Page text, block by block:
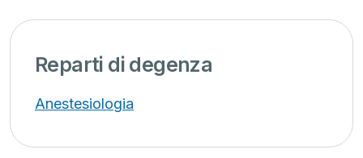
Reparti di degenza
Anestesiologia